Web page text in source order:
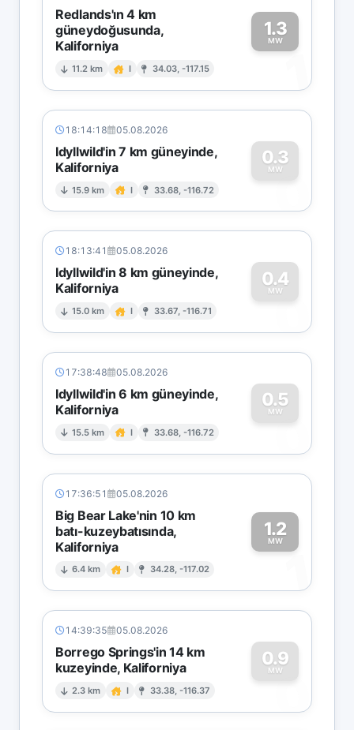
Redlands'ın 4 km
güneydoğusunda,
Kaliforniya
11.2 km I 34.03, -117.15
1.3
MW
1
18:14:18 05.08.2026
Idyllwild'in 7 km güneyinde,
Kaliforniya
15.9 km I 33.68, -116.72
0.3
MW
0
18:13:41 05.08.2026
Idyllwild'in 8 km güneyinde,
Kaliforniya
15.0 km I 33.67, -116.71
0.4
MW
0
17:38:48 05.08.2026
Idyllwild'in 6 km güneyinde,
Kaliforniya
15.5 km I 33.68, -116.72
0.5
MW
0
17:36:51 05.08.2026
Big Bear Lake'nin 10 km
batı-kuzeybatısında,
Kaliforniya
6.4 km I 34.28, -117.02
1.2
MW
1
14:39:35 05.08.2026
Borrego Springs'in 14 km
kuzeyinde, Kaliforniya
2.3 km I 33.38, -116.37
0.9
MW
0